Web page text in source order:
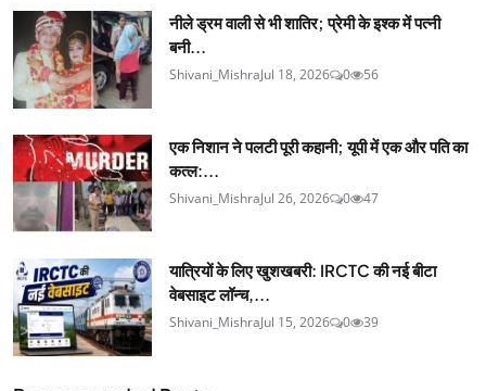
नीले ड्रम वाली से भी शातिर; प्रेमी के इश्‍क में पत्नी
बनी...
Shivani_MishraJul 18, 2026 0 56
एक निशान ने पलटी पूरी कहानी; यूपी में एक और पति का
कत्ल:...
Shivani_MishraJul 26, 2026 0 47
यात्रियों के लिए खुशखबरी: IRCTC की नई बीटा
वेबसाइट लॉन्च,...
Shivani_MishraJul 15, 2026 0 39